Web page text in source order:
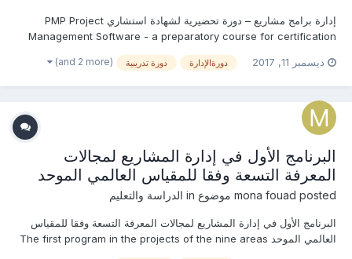
إدارة برامج مشاريع – دورة تحضيرية لشهادة استشاري PMP Project
Management Software - a preparatory course for certification
قبلكم التسجيل المبدئى للدورة تخفيضات كبيرة جدا بالرسوم للحجز المبكر
ديسمبر 11, 2017 دورةالإدارة دورة تدريبية (and 2 more)
البرنامج الأول في إدارة المشاريع لمجالات
المعرفة التسعة وفقا للمقياس العالمي الموحد
mona fouad posted موضوع in الدراسة والتعليم
البرنامج الأول في إدارة المشاريع لمجالات المعرفة التسعة وفقا للمقياس
العالمي الموحد The first program in the projects of the nine areas